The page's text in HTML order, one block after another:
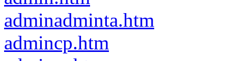
adminadminta.htm
admincp.htm